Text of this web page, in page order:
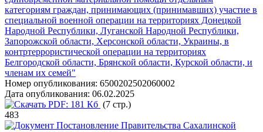
категориям граждан, принимающих (принимавших) участие в
специальной военной операции на территориях Донецкой
Народной Республики, Луганской Народной Республики,
Запорожской области, Херсонской области, Украины, в
контртеррористической операции на территориях
Белгородской области, Брянской области, Курской области, и
членам их семей"
Номер опубликования: 6500202502060002
Дата опубликования: 06.02.2025
PDF: 181 Кб (7 стр.)
483
Постановление Правительства Сахалинской